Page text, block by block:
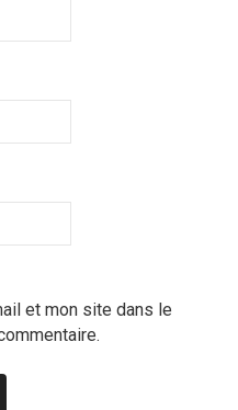
et mon site dans le